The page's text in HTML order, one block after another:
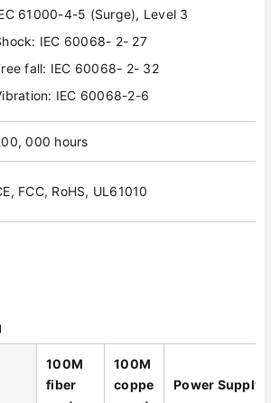
61000-4-5 (Surge), Level 3
IEC 60068- 2- 27
fall: IEC 60068- 2- 32
IEC 60068-2-6
000 hours
FCC, RoHS, UL61010
100M
fiber
100M
coppe
Power Supply